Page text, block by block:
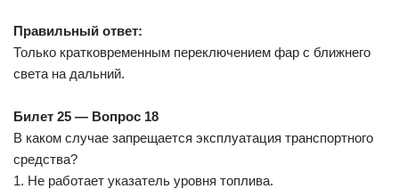
Правильный ответ:
Только кратковременным переключением фар с ближнего
света на дальний.
Билет 25 — Вопрос 18
В каком случае запрещается эксплуатация транспортного
средства?
1. Не работает указатель уровня топлива.